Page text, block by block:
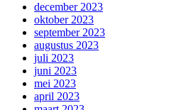
december 2023
oktober 2023
september 2023
augustus 2023
juli 2023
juni 2023
mei 2023
april 2023